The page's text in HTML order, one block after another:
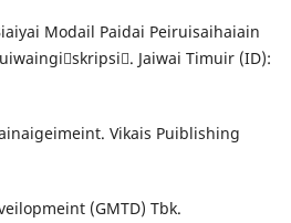
Modail Paidai Peiruisaihaiain
Jaiwai Timuir (ID):
Vikais Puiblishing
(GMTD) Tbk.